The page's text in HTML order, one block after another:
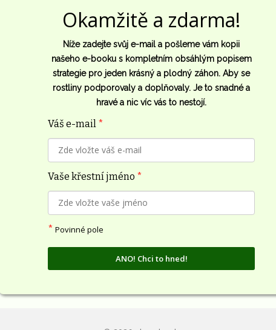
Okamžitě a zdarma!
Níže zadejte svůj e-mail a pošleme vám kopii
našeho e-booku s kompletním obsáhlým popisem
strategie pro jeden krásný a plodný záhon. Aby se
rostliny podporovaly a doplňovaly. Je to snadné a
hravé a nic víc vás to nestojí.
Váš e-mail *
Vaše křestní jméno *
* Povinné pole
ANO! Chci to hned!